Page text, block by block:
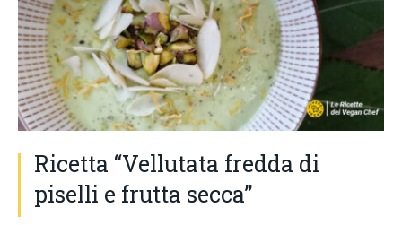
Ricetta “Vellutata fredda di
piselli e frutta secca”